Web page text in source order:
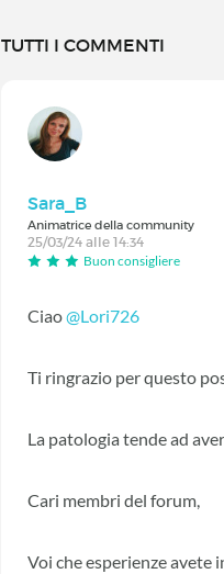
TUTTI I COMMENTI
Sara_B
Animatrice della community
25/03/24 alle 14:34
Buon consigliere
Ciao@Lori726
Ti ringrazio per questo
La patologia tende ad
Cari membri del forum,
Voi che esperienze avete